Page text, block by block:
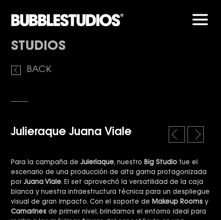
STUDIOS
BACK
Julieraque Juana Viale
Para la campaña deJuleriaque, nuestro Big Studio fue el
escenario de una producción de alta gama protagonizada
porJuana Viale. El set aprovechó la versatilidad de la caja
blanca y nuestra infraestructura técnica para un despliegue
visual de gran impacto. Con el soporte de Makeup Rooms y
Camarines de primer nivel, brindamos el entorno ideal para
l
e
t
i
h
t